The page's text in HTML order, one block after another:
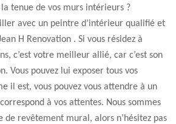
tenue de vos murs intérieurs ?
avec un peintre d’intérieur qualifié et
H Renovation . Si vous résidez à
c’est votre meilleur allié, car c’est son
Vous pouvez lui exposer tous vos
il est, vous pouvez vous attendre à un
à vos attentes. Nous sommes
de revêtement mural, alors n’hésitez pas